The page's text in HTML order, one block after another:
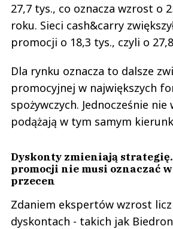
27,7 tys., co oznacza wzrost o
roku. Sieci cash&carry
promocji o 18,3 tys., czyli o
Dla rynku oznacza to dalsze
promocyjnej w największych
spożywczych. Jednocześnie nie
podążają w tym samym
Dyskonty zmieniają
promocji nie musi oznaczać
przecen
Zdaniem ekspertów wzrost
dyskontach - takich jak